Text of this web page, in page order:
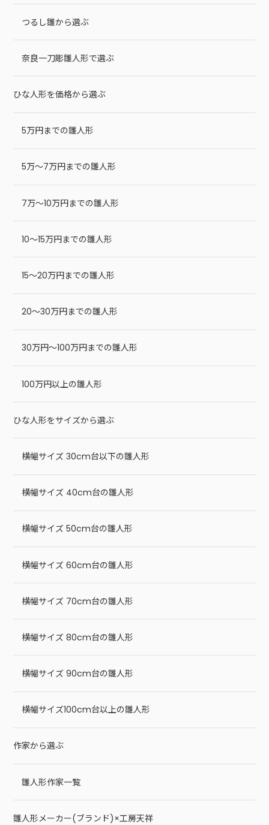
つるし雛から選ぶ
奈良一刀彫雛人形で選ぶ
ひな人形を価格から選ぶ
5万円までの雛人形
5万～7万円までの雛人形
7万～10万円までの雛人形
10～15万円までの雛人形
15～20万円までの雛人形
20～30万円までの雛人形
30万円～100万円までの雛人形
100万円以上の雛人形
ひな人形をサイズから選ぶ
横幅サイズ 30cm台以下の雛人形
横幅サイズ 40cm台の雛人形
横幅サイズ 50cm台の雛人形
横幅サイズ 60cm台の雛人形
横幅サイズ 70cm台の雛人形
横幅サイズ 80cm台の雛人形
横幅サイズ 90cm台の雛人形
横幅サイズ100cm台以上の雛人形
作家から選ぶ
雛人形作家一覧
雛人形メーカー(ブランド)×工房天祥